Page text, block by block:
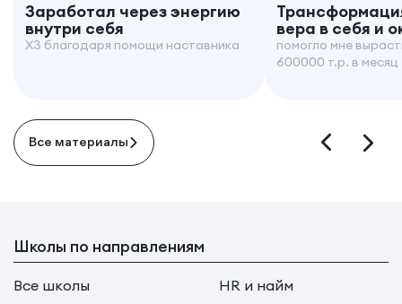
Заработал через энергию
внутри себя
X3 благодаря помощи наставника
вера в себя и
помогло мне
600000 т.р. в месяц
Все материалы
Школы по направлениям
Все школы
HR и найм